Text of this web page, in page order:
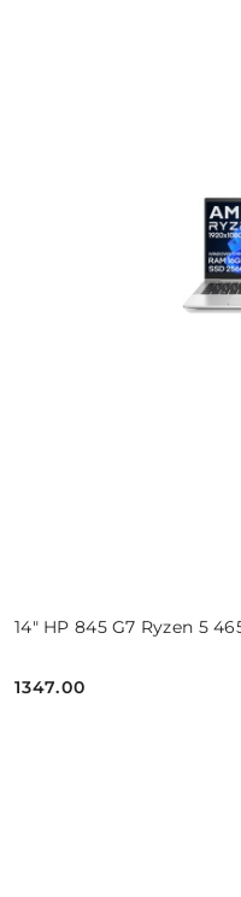
14" HP 845 G7 Ryzen 5
Cena:
1347.00